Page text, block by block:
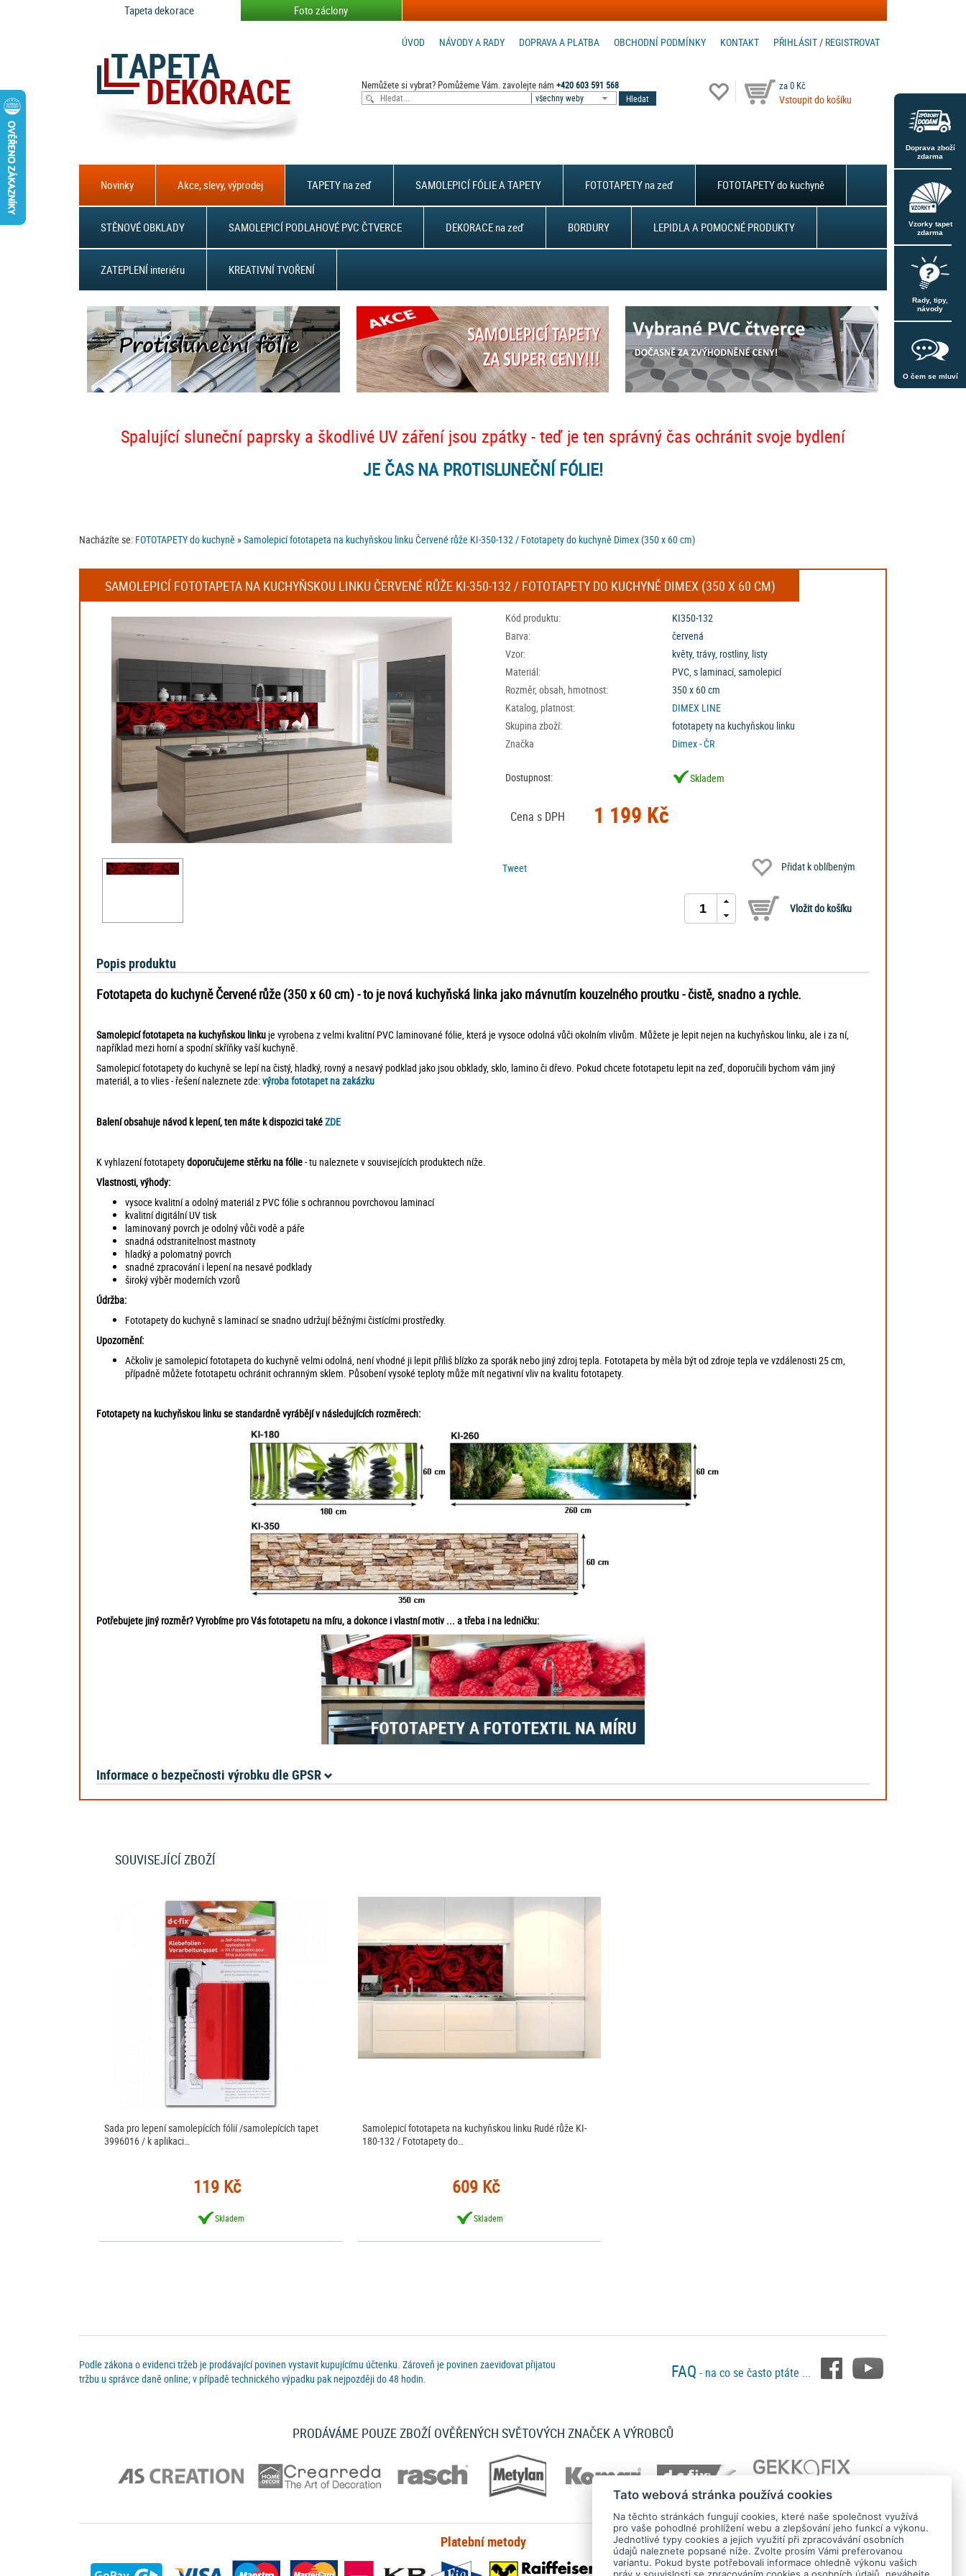
Tapeta dekorace Foto záclony
PŘIHLÁSIT/ REGISTROVAT
KONTAKT
OBCHODNÍ PODMÍNKY
DOPRAVA A PLATBA
NÁVODY A RADY
ÚVOD
Nemůžete si vybrat? Pomůžeme Vám. zavolejte nám+420 603 591 568
všechny weby
za 0 Kč
Vstoupit do košíku
Novinky Akce, slevy, výprodej TAPETY na zeď SAMOLEPICÍ FÓLIE A TAPETY FOTOTAPETY na zeď FOTOTAPETY do kuchyně
STĚNOVÉ OBKLADY SAMOLEPICÍ PODLAHOVÉ PVC ČTVERCE DEKORACE na zeď BORDURY LEPIDLA A POMOCNÉ PRODUKTY
ZATEPLENÍ interiéru KREATIVNÍ TVOŘENÍ
Doprava zboží
zdarma
Vzorky tapet
zdarma
Rady, tipy,
návody
O čem se mluví
Spalující sluneční paprsky a škodlivé UV záření jsou zpátky - teď je ten správný čas ochránit svoje bydlení
JE ČAS NA PROTISLUNEČNÍ FÓLIE!
Nacházíte se: FOTOTAPETY do kuchyně »Samolepicí fototapeta na kuchyňskou linku Červené růže KI-350-132 / Fototapety do kuchyně Dimex (350 x 60 cm)
SAMOLEPICÍ FOTOTAPETA NA KUCHYŇSKOU LINKU ČERVENÉ RŮŽE KI-350-132 / FOTOTAPETY DO KUCHYNĚ DIMEX (350 X 60 CM)
Kód produktu:
KI350-132
Barva:
červená
Vzor:
květy, trávy, rostliny, listy
Materiál:
PVC, s laminací, samolepicí
Rozměr, obsah, hmotnost:
350 x 60 cm
Katalog, platnost:
DIMEX LINE
Skupina zboží:
fototapety na kuchyňskou linku
Značka
Dimex - ČR
Dostupnost: Skladem
Cena s DPH 1 199 Kč
Tweet Přidat k oblíbeným
Popis produktu
Fototapeta do kuchyně Červené růže (350 x 60 cm) - to je nová kuchyňská linka jako mávnutím kouzelného proutku - čistě, snadno a rychle.
Samolepicí fototapetana kuchyňskou linku je vyrobena z velmi kvalitní PVC laminované fólie, která je vysoce odolná vůči okolním vlivům. Můžete je lepit nejen na kuchyňskou linku, ale i za ní,
například mezi horní a spodní skříňky vaší kuchyně.
Samolepicí fototapety do kuchyně se lepí na čistý, hladký, rovný a nesavý podklad jako jsou obklady, sklo, lamino či dřevo. Pokud chcete fototapetu lepit na zeď, doporučili bychom vám jiný
materiál, a to vlies - řešení naleznete zde:výroba fototapet na zakázku
Balení obsahuje návod k lepení, ten máte k dispozici takéZDE
K vyhlazení fototapetydoporučujeme stěrku na fólie- tu naleznete v souvisejících produktech níže.
Vlastnosti, výhody:
vysoce kvalitní a odolný materiál z PVC fólie s ochrannou povrchovou laminací
kvalitní digitální UV tisk
laminovaný povrch je odolný vůči vodě a páře
snadná odstranitelnost mastnoty
hladký a polomatný povrch
snadné zpracování i lepení na nesavé podklady
široký výběr moderních vzorů
Údržba:
Fototapety do kuchyně s laminací se snadno udržují běžnými čistícími prostředky.
Upozornění:
Ačkoliv je samolepicí fototapeta do kuchyně velmi odolná, není vhodné ji lepit příliš blízko za sporák nebo jiný zdroj tepla. Fototapeta by měla být od zdroje tepla ve vzdálenosti 25 cm,
případně můžete fototapetu ochránit ochranným sklem. Působení vysoké teploty může mít negativní vliv na kvalitu fototapety.
Fototapety na kuchyňskou linku se standardně vyrábějí v následujících rozměrech:
Potřebujete jiný rozměr? Vyrobíme pro Vás fototapetu na míru, a dokonce i vlastní motiv ... a třeba i na ledničku:
Informace o bezpečnosti výrobku dle GPSR
SOUVISEJÍCÍ ZBOŽÍ
Sada pro lepení samolepících fólií /samolepících tapet
3996016 / k aplikaci…
119 Kč
Skladem
Samolepicí fototapeta na kuchyňskou linku Rudé růže KI-
180-132 / Fototapety do…
609 Kč
Skladem
Podle zákona o evidenci tržeb je prodávající povinen vystavit kupujícímu účtenku. Zároveň je povinen zaevidovat přijatou
tržbu u správce daně online; v případě technického výpadku pak nejpozději do 48 hodin.
FAQ - na co se často ptáte ...
PRODÁVÁME POUZE ZBOŽÍ OVĚŘENÝCH SVĚTOVÝCH ZNAČEK A VÝROBCŮ
Platební metody
Tato webová stránka používá cookies
Na těchto stránkách fungují cookies, které naše společnost využívá
pro vaše pohodlné prohlížení webu a zlepšování jeho funkcí a výkonu.
Jednotlivé typy cookies a jejich využití při zpracovávání osobních
údajů naleznete popsané níže. Zvolte prosím Vámi preferovanou
variantu. Pokud byste potřebovali informace ohledně výkonu vašich